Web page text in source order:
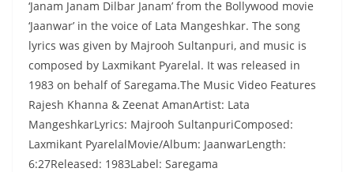
‘Janam Janam Dilbar Janam’ from the Bollywood movie
‘Jaanwar’ in the voice of Lata Mangeshkar. The song
lyrics was given by Majrooh Sultanpuri, and music is
composed by Laxmikant Pyarelal. It was released in
1983 on behalf of Saregama.The Music Video Features
Rajesh Khanna & Zeenat AmanArtist: Lata
MangeshkarLyrics: Majrooh SultanpuriComposed:
Laxmikant PyarelalMovie/Album: JaanwarLength:
6:27Released: 1983Label: Saregama